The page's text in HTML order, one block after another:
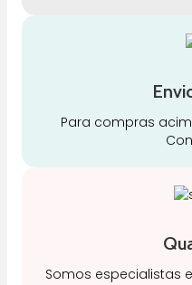
Para compras
Somos especialistas